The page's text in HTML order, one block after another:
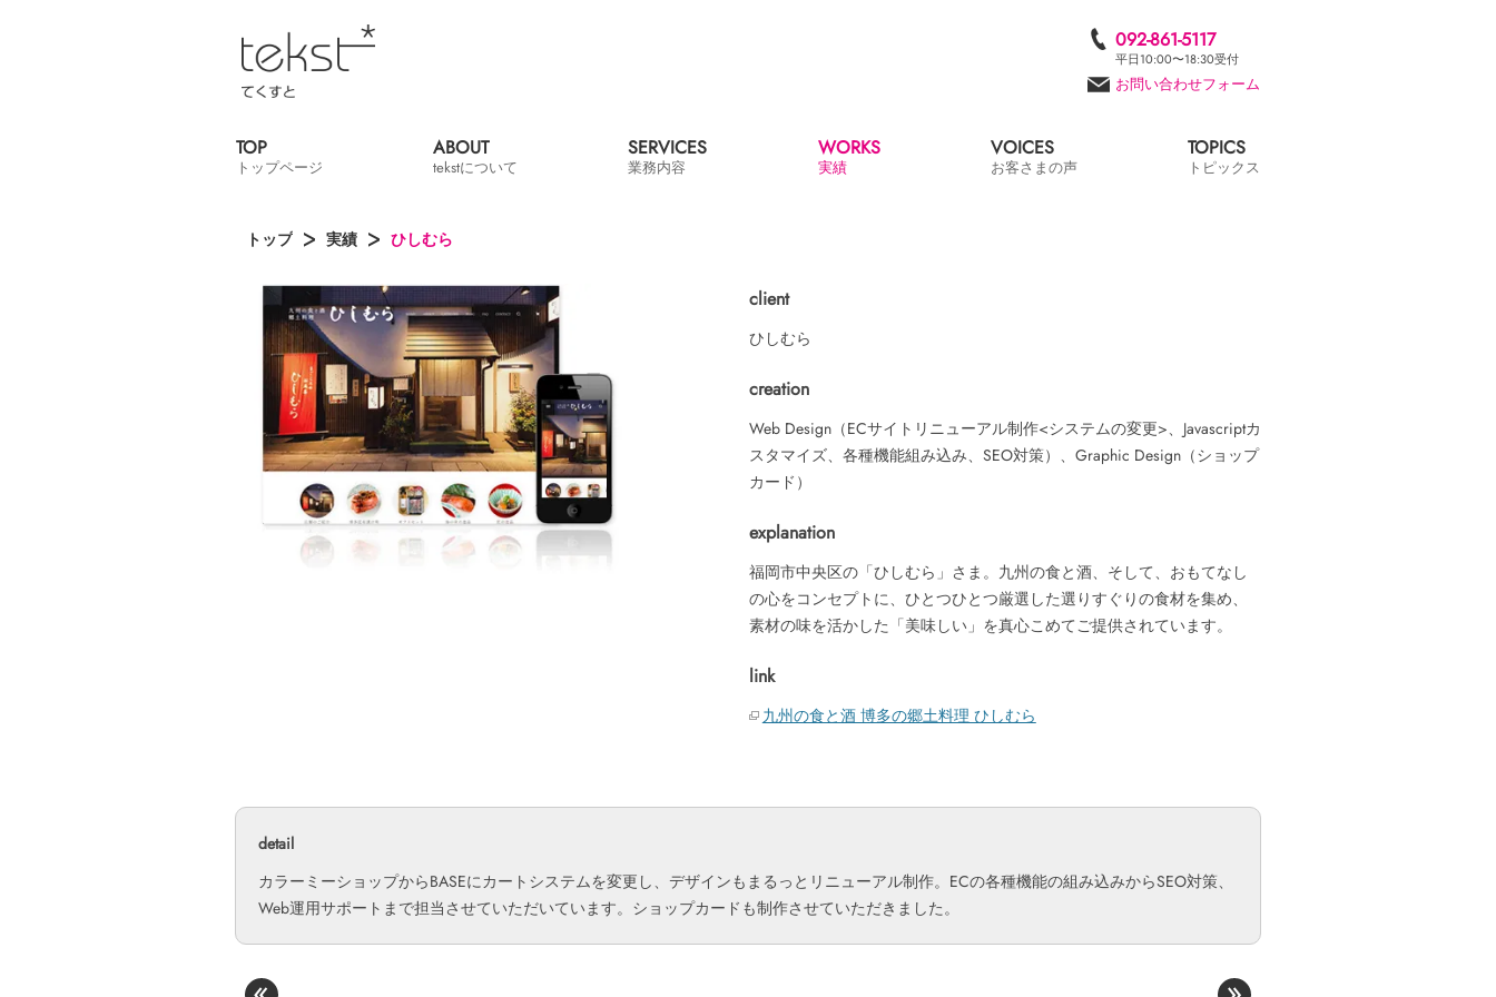
092-861-5117
平日10:00〜18:30受付
お問い合わせフォーム
TOP
トップページ
ABOUT
tekstについて
SERVICES
業務内容
WORKS
実績
VOICES
お客さまの声
TOPICS
トピックス
トップ 実績 ひしむら
client
ひしむら
creation
Web Design（ECサイトリニューアル制作<システムの変更>、Javascriptカ
スタマイズ、各種機能組み込み、SEO対策）、Graphic Design（ショップ
カード）
explanation
福岡市中央区の「ひしむら」さま。九州の食と酒、そして、おもてなし
の心をコンセプトに、ひとつひとつ厳選した選りすぐりの食材を集め、
素材の味を活かした「美味しい」を真心こめてご提供されています。
link
九州の食と酒 博多の郷土料理 ひしむら
detail
カラーミーショップからBASEにカートシステムを変更し、デザインもまるっとリニューアル制作。ECの各種機能の組み込みからSEO対策、
Web運用サポートまで担当させていただいています。ショップカードも制作させていただきました。